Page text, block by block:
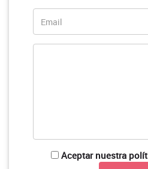
Aceptar nuestra